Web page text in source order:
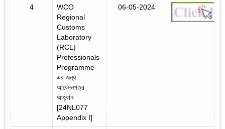
4
WCO
Regional
Customs
Laboratory
(RCL)
Professionals
Programme-
এর জন্য
আবেদনপত্র
আহ্বান
[24NL077
Appendix I]
06-05-2024